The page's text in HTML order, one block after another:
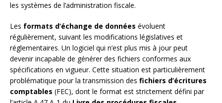
les systèmes de l’administration fiscale.
Les formats d’échange de données évoluent
régulièrement, suivant les modifications législatives et
réglementaires. Un logiciel qui n’est plus mis à jour peut
devenir incapable de générer des fichiers conformes aux
spécifications en vigueur. Cette situation est particulièrement
problématique pour la transmission des fichiers d’écritures
comptables (FEC), dont le format est strictement défini par